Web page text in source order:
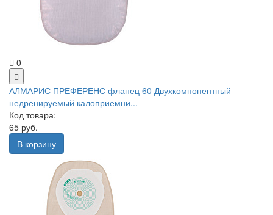
0
АЛМАРИС ПРЕФЕРЕНС фланец 60 Двухкомпонентный
недренируемый калоприемни...
Код товара:
65 руб.
В корзину